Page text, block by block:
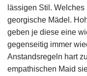
lässigen Stil.
georgische Mädel.
geben je diese eine
gegenseitig immer
Anstandsregeln hart
empathischen Maid